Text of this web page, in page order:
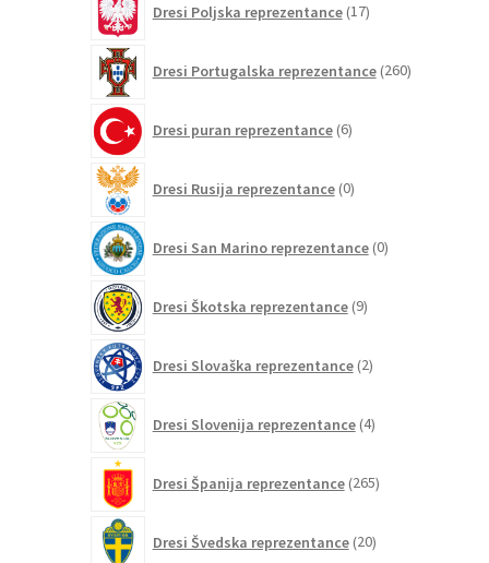
Dresi Poljska reprezentance 17izdelkov
Dresi Portugalska reprezentance 260izdelkov
Dresi puran reprezentance 6izdelkov
Dresi Rusija reprezentance 0izdelkov
Dresi San Marino reprezentance 0izdelkov
Dresi Škotska reprezentance 9izdelkov
Dresi Slovaška reprezentance 2izdelka
Dresi Slovenija reprezentance 4izdelki
Dresi Španija reprezentance 265izdelkov
Dresi Švedska reprezentance 20izdelkov